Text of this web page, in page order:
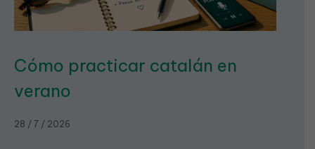
Cómo practicar catalán en
verano
28 / 7 / 2026